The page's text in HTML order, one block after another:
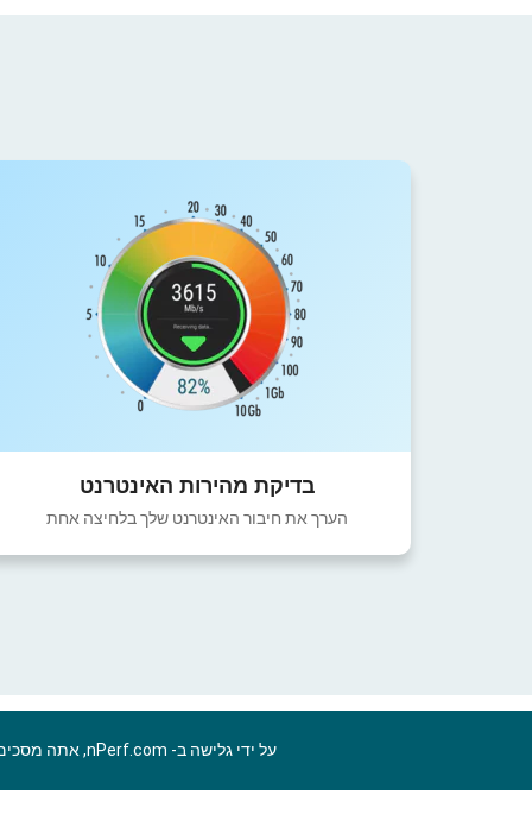
בדיקת מהירות האינטרנט
הערך את חיבור האינטרנט שלך בלחיצה אחת
על ידי גלישה ב- nPerf.com, אתה מסכים ל